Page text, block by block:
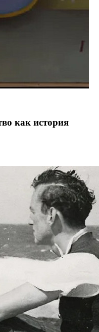
как история